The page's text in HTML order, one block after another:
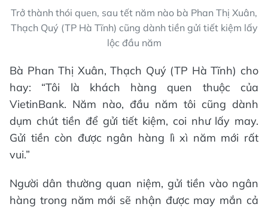
Trở thành thói quen, sau tết năm nào bà Phan Thị Xuân,
Thạch Quý (TP Hà Tĩnh) cũng dành tiền gửi tiết kiệm lấy
lộc đầu năm
Bà Phan Thị Xuân, Thạch Quý (TP Hà Tĩnh) cho
hay: “Tôi là khách hàng quen thuộc của
VietinBank. Năm nào, đầu năm tôi cũng dành
dụm chút tiền để gửi tiết kiệm, coi như lấy may.
Gửi tiền còn được ngân hàng lì xì năm mới rất
vui.”
Người dân thường quan niệm, gửi tiền vào ngân
hàng trong năm mới sẽ nhận được may mắn cả